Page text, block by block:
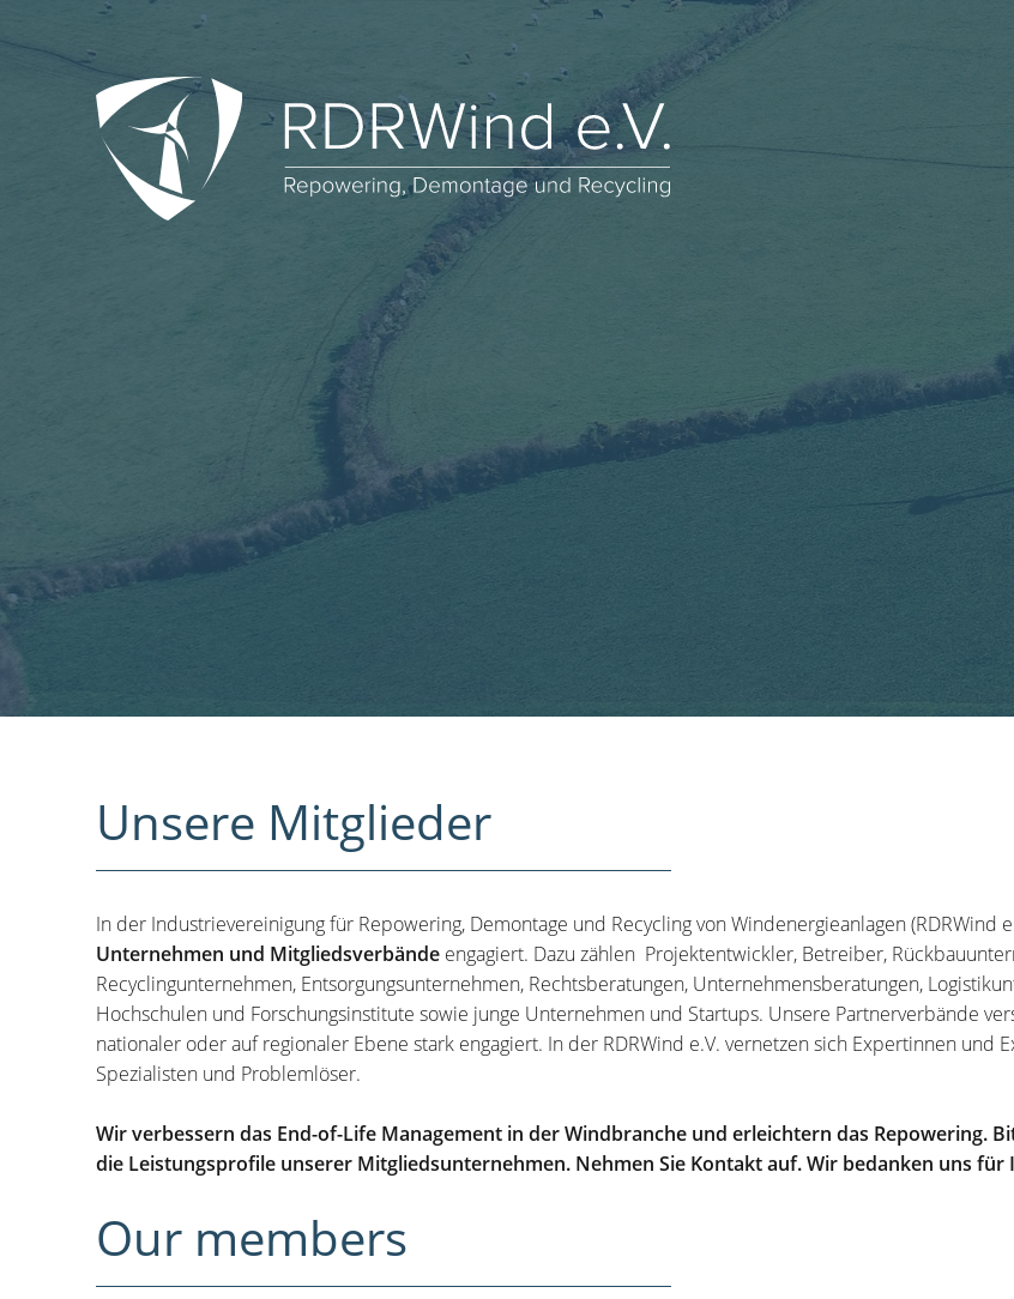
Unsere Mitglieder
In der Industrievereinigung für Repowering, Demontage und Recycling von Windenergieanlagen (RDRWind
Unternehmen und Mitgliedsverbände engagiert. Dazu zählen Projektentwickler, Betreiber,
Recyclingunternehmen, Entsorgungsunternehmen, Rechtsberatungen, Unternehmensberatungen,
Hochschulen und Forschungsinstitute sowie junge Unternehmen und Startups. Unsere Partnerverbände
nationaler oder auf regionaler Ebene stark engagiert. In der RDRWind e.V. vernetzen sich Expertinnen und
Spezialisten und Problemlöser.
Wir verbessern das End-of-Life Management in der Windbranche und erleichtern das Repowering.
die Leistungsprofile unserer Mitgliedsunternehmen. Nehmen Sie Kontakt auf. Wir bedanken uns für
Our members